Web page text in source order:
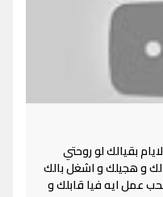
بقيالك لو روحتي
و هجيلك و اشغل بالك
عمل ايه فيا قابلك و